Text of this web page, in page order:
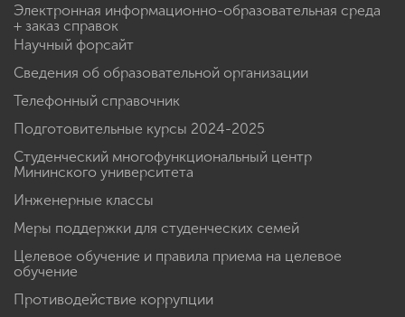
Электронная информационно-образовательная среда
+ заказ справок
Научный форсайт
Сведения об образовательной организации
Телефонный справочник
Подготовительные курсы 2024-2025
Студенческий многофункциональный центр
Мининского университета
Инженерные классы
Меры поддержки для студенческих семей
Целевое обучение и правила приема на целевое
обучение
Противодействие коррупции